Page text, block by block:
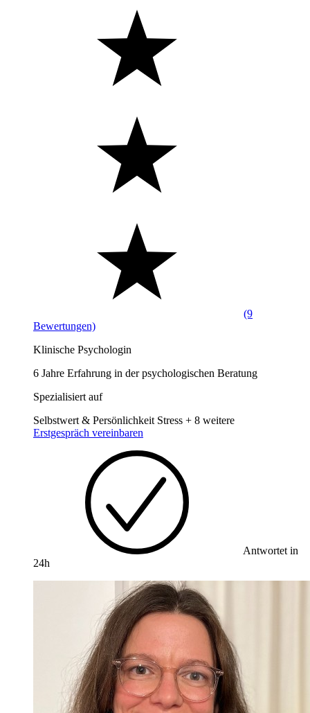
(9
Bewertungen)
Klinische Psychologin
6 Jahre Erfahrung in der psychologischen Beratung
Spezialisiert auf
Selbstwert & Persönlichkeit Stress + 8 weitere
Erstgespräch vereinbaren
Antwortet in
24h